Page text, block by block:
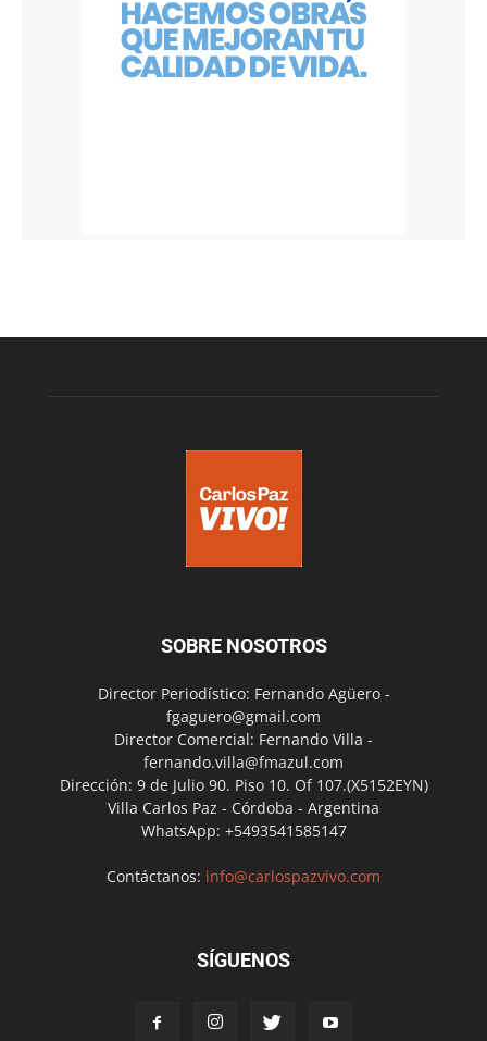
SOBRE NOSOTROS
Director Periodístico: Fernando Agüero -
fgaguero@gmail.com
Director Comercial: Fernando Villa -
fernando.villa@fmazul.com
Dirección: 9 de Julio 90. Piso 10. Of 107.(X5152EYN)
Villa Carlos Paz - Córdoba - Argentina
WhatsApp: +5493541585147
Contáctanos: info@carlospazvivo.com
SÍGUENOS